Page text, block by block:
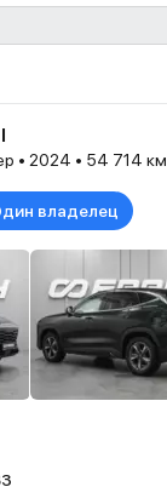
• 2024 • 54 714 км
владелец